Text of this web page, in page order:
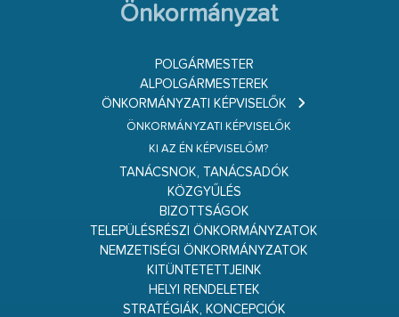
Önkormányzat
POLGÁRMESTER
ALPOLGÁRMESTEREK
ÖNKORMÁNYZATI KÉPVISELŐK
ÖNKORMÁNYZATI KÉPVISELŐK
KI AZ ÉN KÉPVISELŐM?
TANÁCSNOK, TANÁCSADÓK
KÖZGYŰLÉS
BIZOTTSÁGOK
TELEPÜLÉSRÉSZI ÖNKORMÁNYZATOK
NEMZETISÉGI ÖNKORMÁNYZATOK
KITÜNTETETTJEINK
HELYI RENDELETEK
STRATÉGIÁK, KONCEPCIÓK